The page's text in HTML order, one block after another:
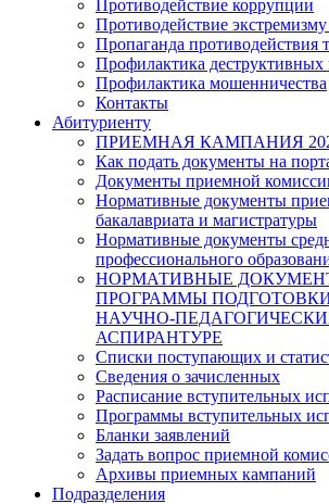
Противодействие коррупции
Противодействие
Пропаганда противодействия
Профилактика деструктивных
Профилактика мошенничества
Контакты
Абитуриенту
ПРИЕМНАЯ КАМПАНИЯ
Как подать документы на
Документы приемной
Нормативные документы
бакалавриата и магистратуры
Нормативные документы
профессионального
НОРМАТИВНЫЕ
ПРОГРАММЫ
НАУЧНО-
АСПИРАНТУРЕ
Списки поступающих и
Сведения о зачисленных
Расписание вступительных
Программы вступительных
Бланки заявлений
Задать вопрос приемной
Архивы приемных кампаний
Подразделения